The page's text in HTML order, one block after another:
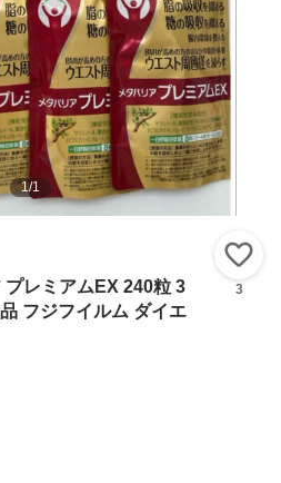
1/1
レミアムEX 240粒 3
フジフイルム ダイエ
3